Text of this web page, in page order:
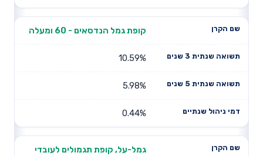
קופת גמל הנדסאים - 60 ומעלה
10.59%
5.98%
0.44%
גמל-על, קופת תגמולים לעובדי